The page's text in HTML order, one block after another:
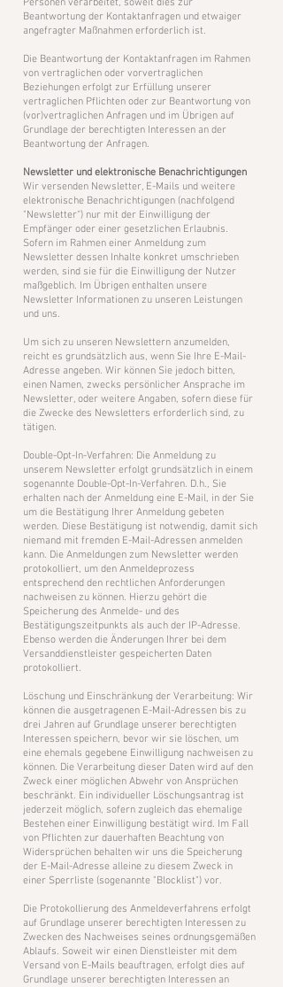
Personen verarbeitet, soweit dies zur
Beantwortung der Kontaktanfragen und etwaiger
angefragter Maßnahmen erforderlich ist.
Die Beantwortung der Kontaktanfragen im Rahmen
von vertraglichen oder vorvertraglichen
Beziehungen erfolgt zur Erfüllung unserer
vertraglichen Pflichten oder zur Beantwortung von
(vor)vertraglichen Anfragen und im Übrigen auf
Grundlage der berechtigten Interessen an der
Beantwortung der Anfragen.
Newsletter und elektronische Benachrichtigungen
​Wir versenden Newsletter, E-Mails und weitere
elektronische Benachrichtigungen (nachfolgend
"Newsletter“) nur mit der Einwilligung der
Empfänger oder einer gesetzlichen Erlaubnis.
Sofern im Rahmen einer Anmeldung zum
Newsletter dessen Inhalte konkret umschrieben
werden, sind sie für die Einwilligung der Nutzer
maßgeblich. Im Übrigen enthalten unsere
Newsletter Informationen zu unseren Leistungen
und uns.
Um sich zu unseren Newslettern anzumelden,
reicht es grundsätzlich aus, wenn Sie Ihre E-Mail-
Adresse angeben. Wir können Sie jedoch bitten,
einen Namen, zwecks persönlicher Ansprache im
Newsletter, oder weitere Angaben, sofern diese für
die Zwecke des Newsletters erforderlich sind, zu
tätigen.
Double-Opt-In-Verfahren: Die Anmeldung zu
unserem Newsletter erfolgt grundsätzlich in einem
sogenannte Double-Opt-In-Verfahren. D.h., Sie
erhalten nach der Anmeldung eine E-Mail, in der Sie
um die Bestätigung Ihrer Anmeldung gebeten
werden. Diese Bestätigung ist notwendig, damit sich
niemand mit fremden E-Mail-Adressen anmelden
kann. Die Anmeldungen zum Newsletter werden
protokolliert, um den Anmeldeprozess
entsprechend den rechtlichen Anforderungen
nachweisen zu können. Hierzu gehört die
Speicherung des Anmelde- und des
Bestätigungszeitpunkts als auch der IP-Adresse.
Ebenso werden die Änderungen Ihrer bei dem
Versanddienstleister gespeicherten Daten
protokolliert.
Löschung und Einschränkung der Verarbeitung: Wir
können die ausgetragenen E-Mail-Adressen bis zu
drei Jahren auf Grundlage unserer berechtigten
Interessen speichern, bevor wir sie löschen, um
eine ehemals gegebene Einwilligung nachweisen zu
können. Die Verarbeitung dieser Daten wird auf den
Zweck einer möglichen Abwehr von Ansprüchen
beschränkt. Ein individueller Löschungsantrag ist
jederzeit möglich, sofern zugleich das ehemalige
Bestehen einer Einwilligung bestätigt wird. Im Fall
von Pflichten zur dauerhaften Beachtung von
Widersprüchen behalten wir uns die Speicherung
der E-Mail-Adresse alleine zu diesem Zweck in
einer Sperrliste (sogenannte "Blocklist") vor.
Die Protokollierung des Anmeldeverfahrens erfolgt
auf Grundlage unserer berechtigten Interessen zu
Zwecken des Nachweises seines ordnungsgemäßen
Ablaufs. Soweit wir einen Dienstleister mit dem
Versand von E-Mails beauftragen, erfolgt dies auf
Grundlage unserer berechtigten Interessen an